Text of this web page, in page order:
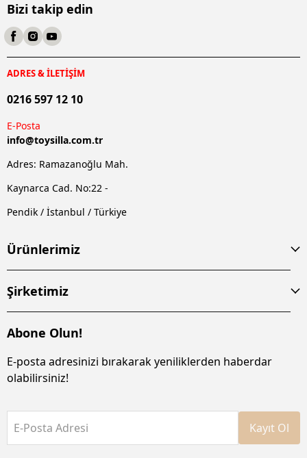
Bizi takip edin
ADRES & İLETİŞİM
0216 597 12 10
E-Posta
info@toysilla.com.tr
Adres: Ramazanoğlu Mah.
Kaynarca Cad. No:22 -
Pendik / İstanbul / Türkiye
Ürünlerimiz
Şirketimiz
Abone Olun!
E-posta adresinizi bırakarak yeniliklerden haberdar
olabilirsiniz!
E-Posta Adresi Kayıt Ol